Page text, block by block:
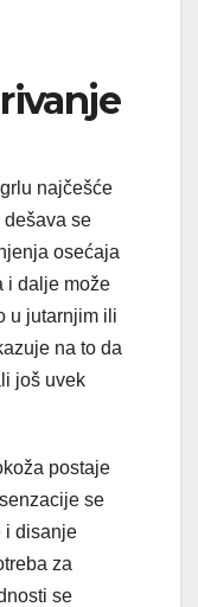
najčešće
se
osećaja
i dalje može
u jutarnjim ili
na to da
još uvek
postaje
se
i disanje
za
se